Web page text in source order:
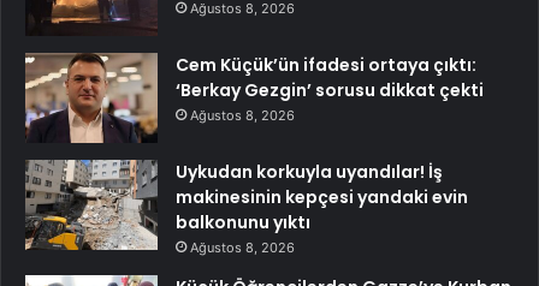
Ağustos 8, 2026
Cem Küçük’ün ifadesi ortaya çıktı:
‘Berkay Gezgin’ sorusu dikkat çekti
Ağustos 8, 2026
Uykudan korkuyla uyandılar! İş
makinesinin kepçesi yandaki evin
balkonunu yıktı
Ağustos 8, 2026